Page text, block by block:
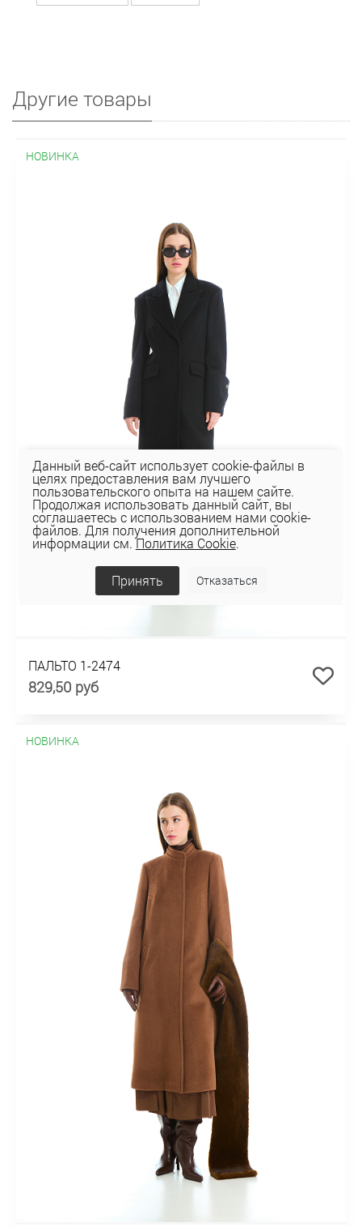
Другие товары
НОВИНКА
ПАЛЬТО 1-2474
829,50 руб
НОВИНКА
Данный веб-сайт использует cookie-файлы в
целях предоставления вам лучшего
пользовательского опыта на нашем сайте.
Продолжая использовать данный сайт, вы
соглашаетесь с использованием нами cookie-
файлов. Для получения дополнительной
информации см.Политика Cookie.
Принять Отказаться